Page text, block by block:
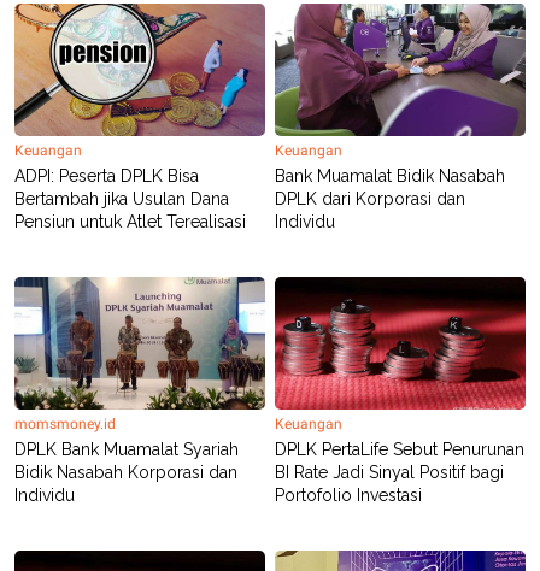
N
G
G
A
N
A
N
C
E
T
A
K
N
E
J
A
E
M
I
T
E
N
P
A
P
E
R
D
V
E
R
T
I
S
I
N
G
K
G
D
Keuangan
ADPI: Peserta DPLK Bisa
Bertambah jika Usulan Dana
Pensiun untuk Atlet Terealisasi
Keuangan
Bank Muamalat Bidik Nasabah
DPLK dari Korporasi dan
Individu
momsmoney.id
DPLK Bank Muamalat Syariah
Bidik Nasabah Korporasi dan
Individu
Keuangan
DPLK PertaLife Sebut Penurunan
BI Rate Jadi Sinyal Positif bagi
Portofolio Investasi